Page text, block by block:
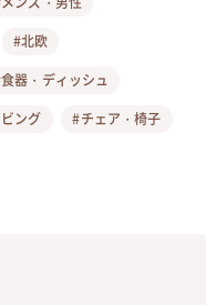
#北欧
器・ディッシュ
ング
#チェア・椅子